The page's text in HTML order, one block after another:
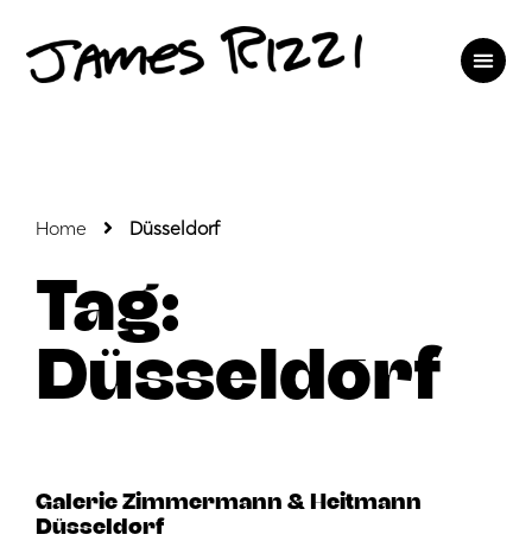
Home Düsseldorf
Tag:
Düsseldorf
Galerie Zimmermann & Heitmann
Düsseldorf